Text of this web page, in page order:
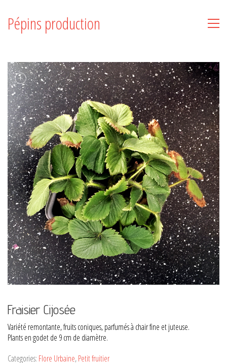
Pépins production
Fraisier Cijosée
Variété remontante, fruits coniques, parfumés à chair fine et juteuse.
Plants en godet de 9 cm de diamètre.
Categories: Flore Urbaine,Petit fruitier